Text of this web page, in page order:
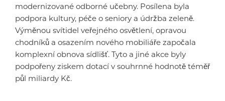
modernizované odborné učebny. Posílena byla
podpora kultury, péče o seniory a údržba zeleně.
Výměnou svítidel veřejného osvětlení, opravou
chodníků a osazením nového mobiliáře započala
komplexní obnova sídlišť. Tyto a jiné akce byly
podpořeny ziskem dotací v souhrnné hodnotě téměř
půl miliardy Kč.